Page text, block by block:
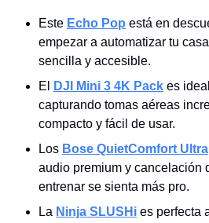
Este Echo Pop está en
empezar a automatizar tu
sencilla y accesible.
El
DJI Mini 3 4K Pack es
capturando tomas aéreas
compacto y fácil de usar.
Los Bose QuietComfort Ultra
audio premium y cancelación
entrenar se sienta más pro.
La Ninja SLUSHi es perfecta